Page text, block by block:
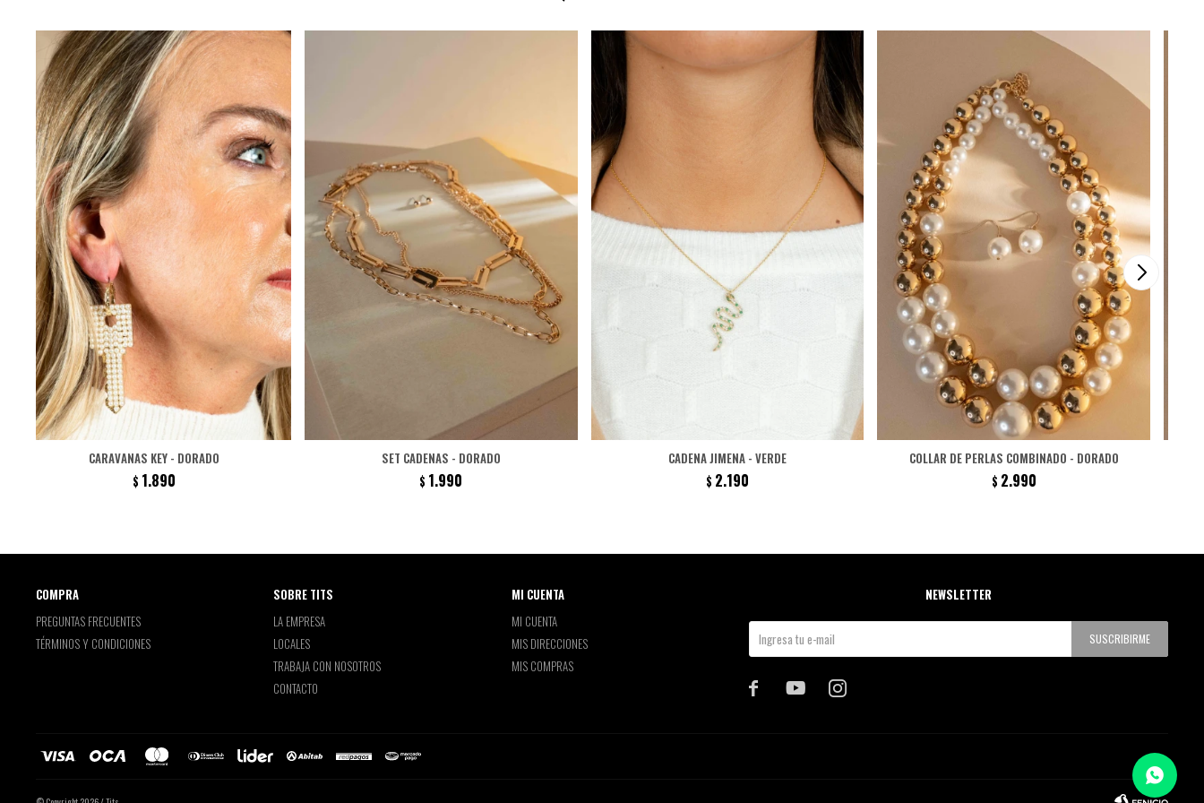
CARAVANAS KEY - DORADO
$ 1.890
SET CADENAS - DORADO
$ 1.990
CADENA JIMENA - VERDE
$ 2.190
COLLAR DE PERLAS COMBINADO - DORADO
$ 2.990
SOBRE TITS
LA EMPRESA
LOCALES
TRABAJA CON NOSOTROS
CONTACTO
COMPRA
PREGUNTAS FRECUENTES
TÉRMINOS Y CONDICIONES
MI CUENTA
MI CUENTA
MIS DIRECCIONES
MIS COMPRAS
NEWSLETTER
SUSCRIBIRME
  